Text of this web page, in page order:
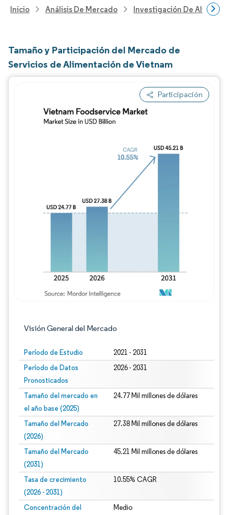
Inicio Análisis De Mercado Investigación De
Tamaño y Participación del Mercado de
Servicios de Alimentación de Vietnam
Participación
Visión General del Mercado
Período de Estudio 2021 - 2031
Período de Datos
Pronosticados
2026 - 2031
Tamaño del mercado en
el año base (2025)
24.77 Mil millones de dólares
Tamaño del Mercado
(2026)
27.38 Mil millones de dólares
Tamaño del Mercado
(2031)
45.21 Mil millones de dólares
Tasa de crecimiento
(2026 - 2031)
10.55% CAGR
Concentración del
Medio